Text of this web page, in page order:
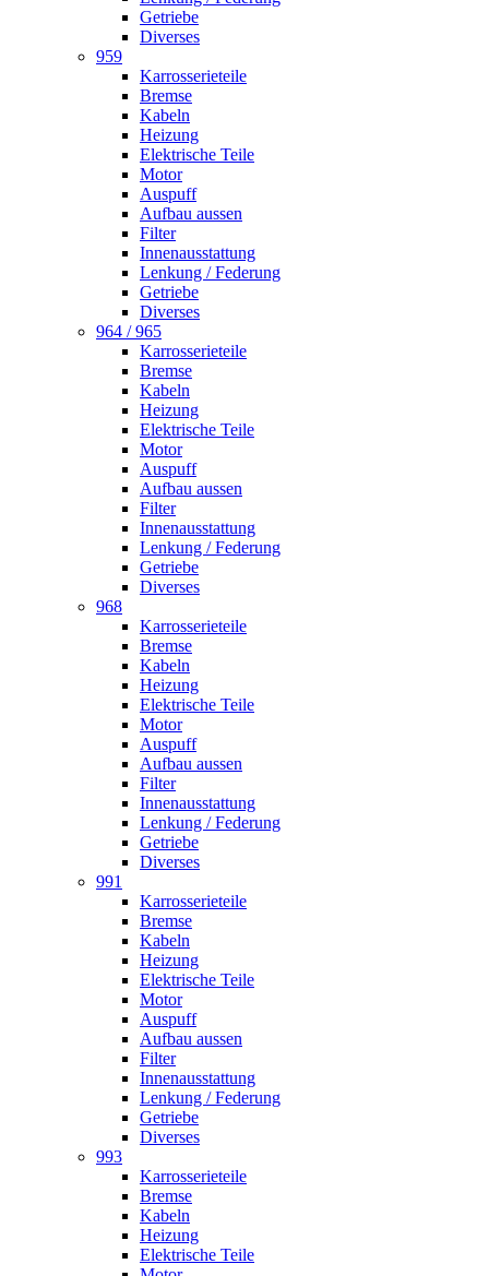
Getriebe
Diverses
959
Karrosserieteile
Bremse
Kabeln
Heizung
Elektrische Teile
Motor
Auspuff
Aufbau aussen
Filter
Innenausstattung
Lenkung / Federung
Getriebe
Diverses
964 / 965
Karrosserieteile
Bremse
Kabeln
Heizung
Elektrische Teile
Motor
Auspuff
Aufbau aussen
Filter
Innenausstattung
Lenkung / Federung
Getriebe
Diverses
968
Karrosserieteile
Bremse
Kabeln
Heizung
Elektrische Teile
Motor
Auspuff
Aufbau aussen
Filter
Innenausstattung
Lenkung / Federung
Getriebe
Diverses
991
Karrosserieteile
Bremse
Kabeln
Heizung
Elektrische Teile
Motor
Auspuff
Aufbau aussen
Filter
Innenausstattung
Lenkung / Federung
Getriebe
Diverses
993
Karrosserieteile
Bremse
Kabeln
Heizung
Elektrische Teile